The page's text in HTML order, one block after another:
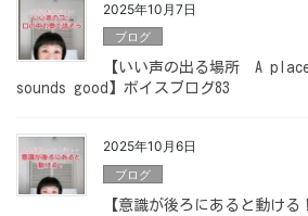
2025年10月7日
ブログ
【いい声の出る場所 A
sounds good】ボイスブログ83
2025年10月6日
ブログ
【意識が後ろにあると動け